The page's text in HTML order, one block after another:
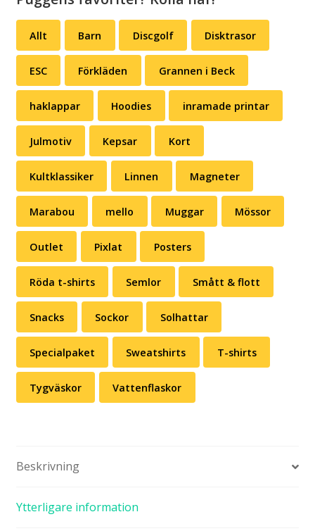
Allt Barn Discgolf Disktrasor
ESC Förkläden Grannen i Beck
haklappar Hoodies inramade printar
Julmotiv Kepsar Kort
Kultklassiker Linnen Magneter
Marabou mello Muggar Mössor
Outlet Pixlat Posters
Röda t-shirts Semlor Smått & flott
Snacks Sockor Solhattar
Specialpaket Sweatshirts T-shirts
Tygväskor Vattenflaskor
Beskrivning
Ytterligare information